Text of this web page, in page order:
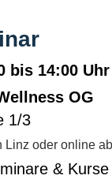
bis 14:00 Uhr
OG
1/3
Linz oder online
& Kurse